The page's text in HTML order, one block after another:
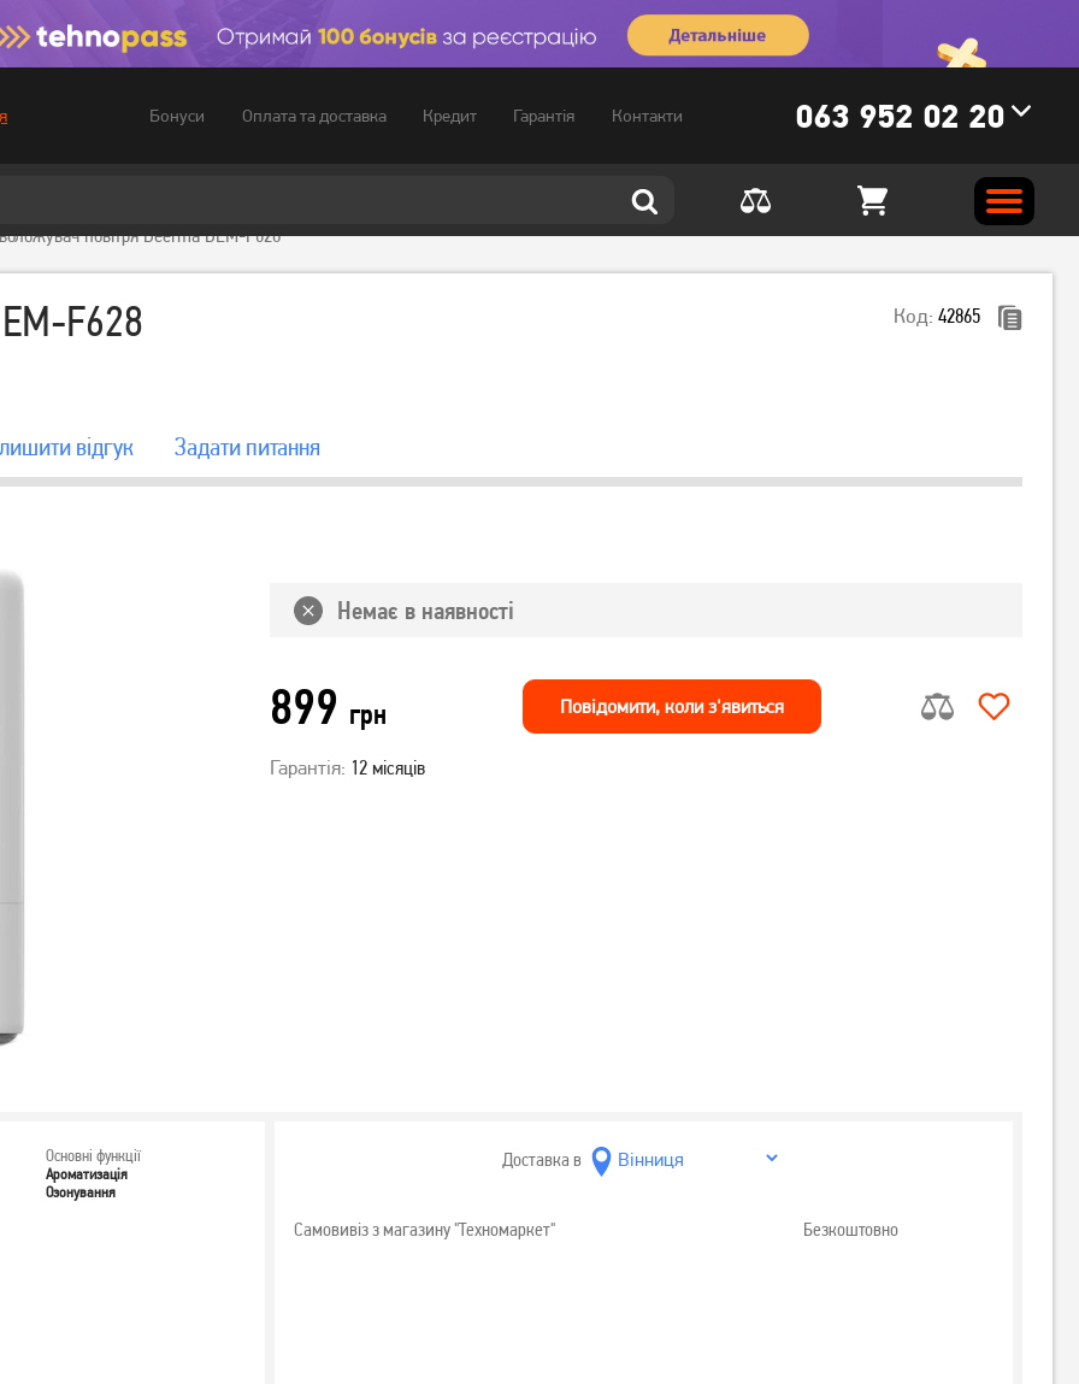
Бонуси Оплата та доставка Кредит Гарантія Контакти 063 952 02 20
повітря Deerma DEM-F628
F628 Код: 42865
вiдгук Задати питання
Немає в наявності
899 грн Повiдомити, коли з'явиться
Гарантія: 12 місяців
Основні функції
Ароматизація
Озонування
Доставка в
Самовивіз з магазину "Техномаркет" Безкоштовно